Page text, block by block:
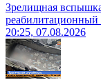
Зрелищная
реабилитационный
20:25, 07.08.2026